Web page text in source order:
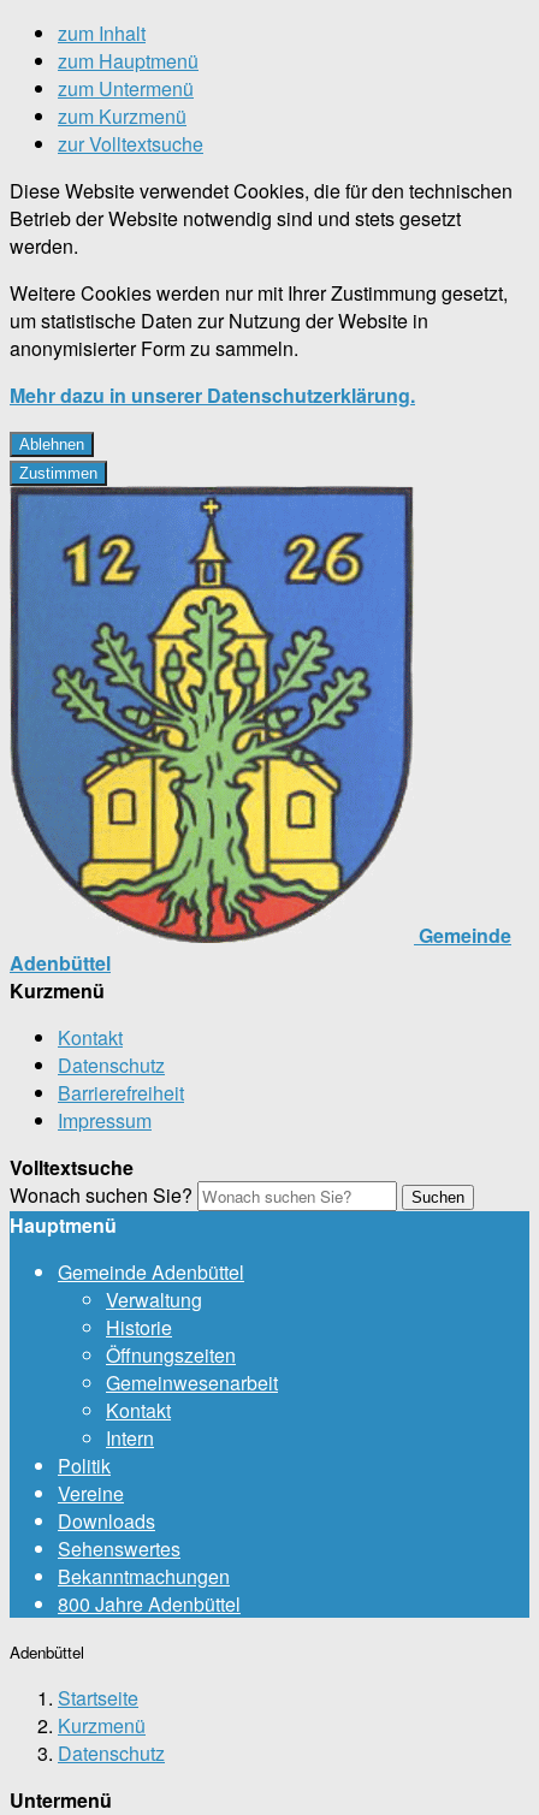
zum Inhalt
zum Hauptmenü
zum Untermenü
zum Kurzmenü
zur Volltextsuche
Diese Website verwendet Cookies, die für den technischen
Betrieb der Website notwendig sind und stets gesetzt
werden.
Weitere Cookies werden nur mit Ihrer Zustimmung gesetzt,
um statistische Daten zur Nutzung der Website in
anonymisierter Form zu sammeln.
Mehr dazu in unserer Datenschutzerklärung.
Ablehnen
Zustimmen
Gemeinde
Adenbüttel
Kurzmenü
Kontakt
Datenschutz
Barrierefreiheit
Impressum
Volltextsuche
Wonach suchen Sie?
Suchen
Hauptmenü
Gemeinde Adenbüttel
Verwaltung
Historie
Öffnungszeiten
Gemeinwesenarbeit
Kontakt
Intern
Politik
Vereine
Downloads
Sehenswertes
Bekanntmachungen
800 Jahre Adenbüttel
Adenbüttel
Startseite
Kurzmenü
Datenschutz
Untermenü